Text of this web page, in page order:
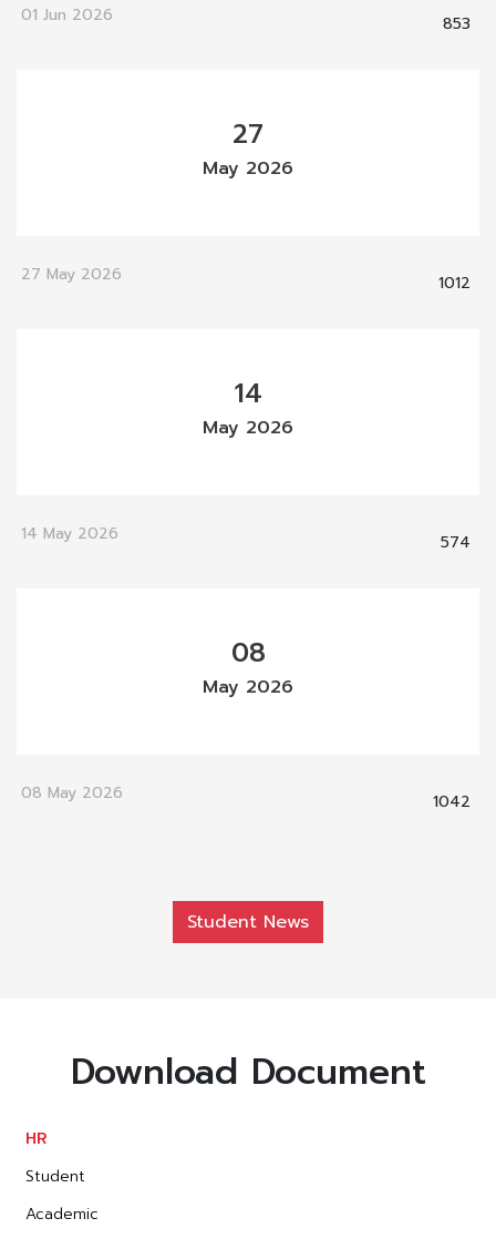
01 Jun 2026 853
27
May 2026
27 May 2026 1012
14
May 2026
14 May 2026 574
08
May 2026
08 May 2026 1042
Student News
Download Document
HR
Student
Academic